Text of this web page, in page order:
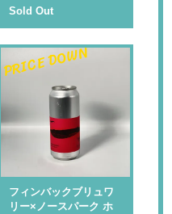
Sold Out
PRICE DOWN
フィンバックブリュワ
リー×ノースパーク ホ